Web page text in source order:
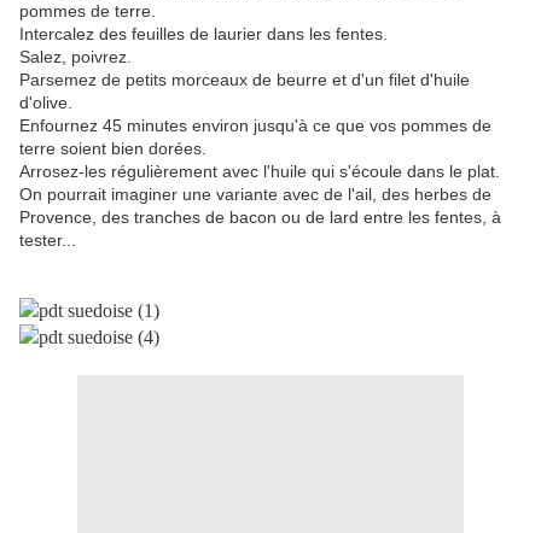
pommes de terre.
Intercalez des feuilles de laurier dans les fentes.
Salez, poivrez.
Parsemez de petits morceaux de beurre et d'un filet d'huile
d'olive.
Enfournez 45 minutes environ jusqu'à ce que vos pommes de
terre soient bien dorées.
Arrosez-les régulièrement avec l'huile qui s'écoule dans le plat.
On pourrait imaginer une variante avec de l'ail, des herbes de
Provence, des tranches de bacon ou de lard entre les fentes, à
tester...